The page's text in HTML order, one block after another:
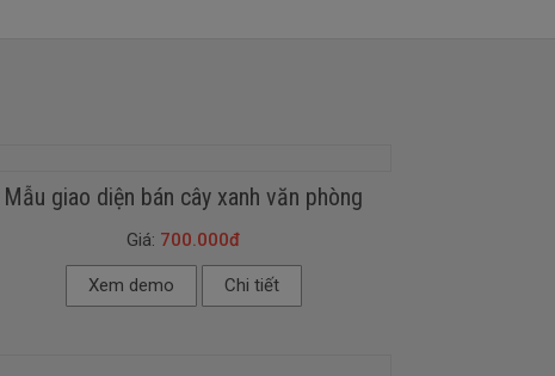
Mẫu giao diện bán cây xanh văn phòng
Giá: 700.000đ
Xem demo Chi tiết